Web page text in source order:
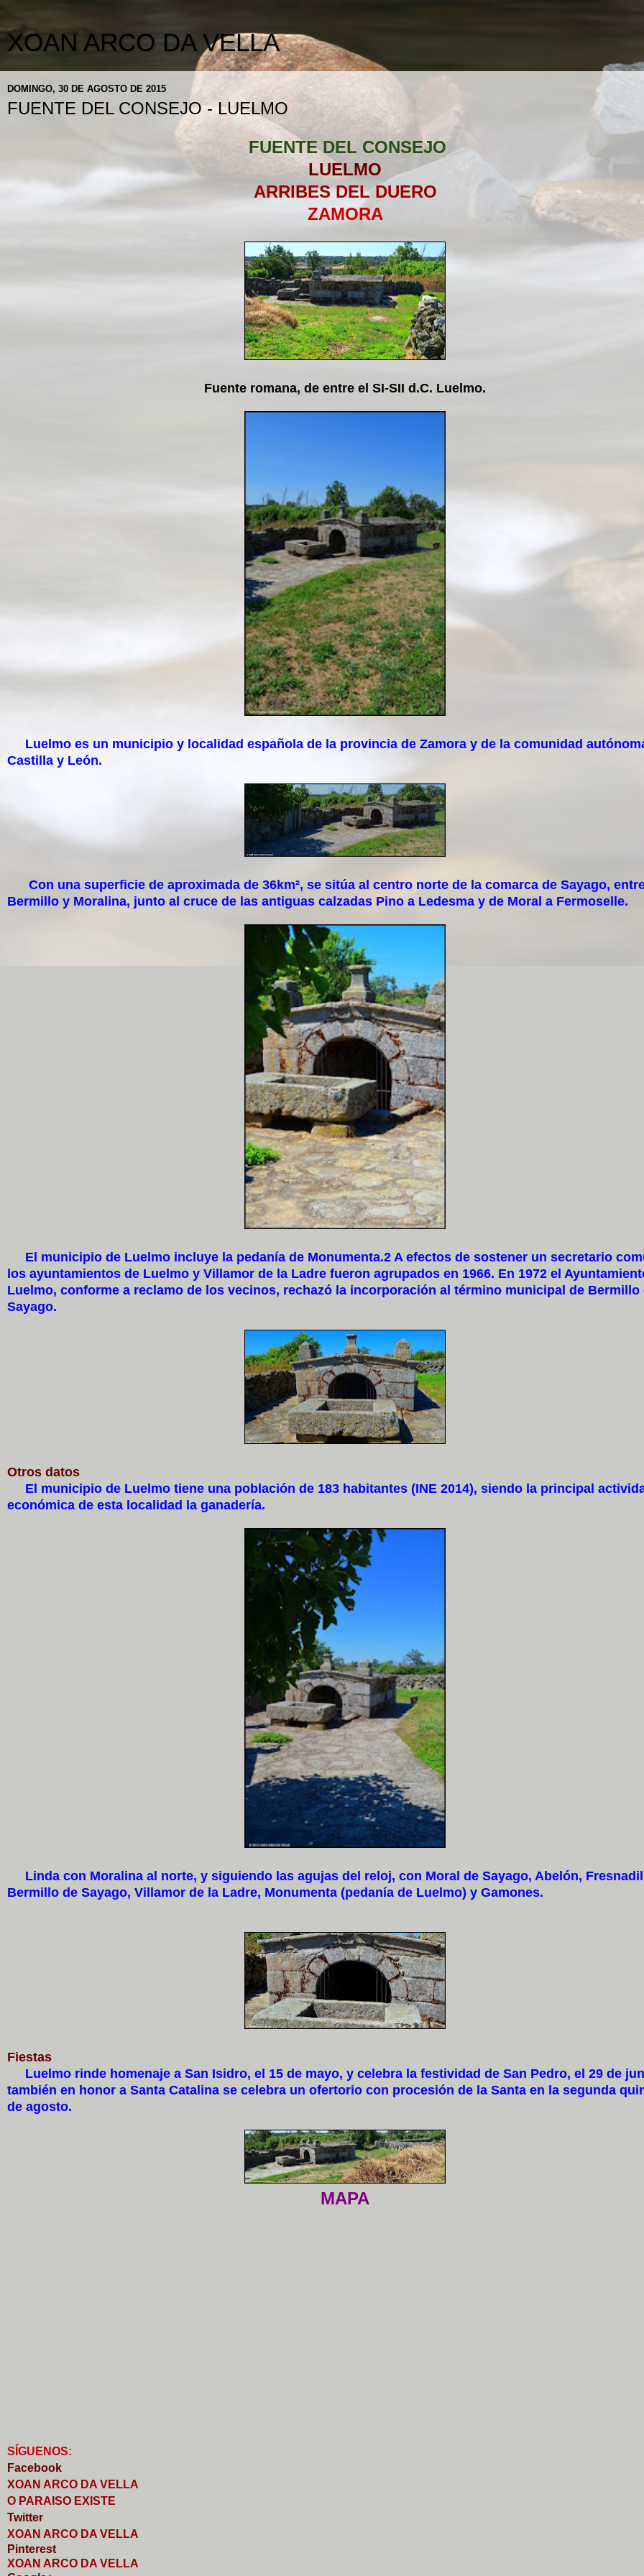
XOAN ARCO DA VELLA
DOMINGO, 30 DE AGOSTO DE 2015
FUENTE DEL CONSEJO - LUELMO
FUENTE DEL CONSEJO
LUELMO
ARRIBES DEL DUERO
ZAMORA
Fuente romana, de entre el SI-SII d.C. Luelmo.
Luelmo es un municipio y localidad española de la provincia de Zamora y de la comunidad
Castilla y León.
Con una superficie de aproximada de 36km², se sitúa al centro norte de la comarca de Sayago,
Bermillo y Moralina, junto al cruce de las antiguas calzadas Pino a Ledesma y de Moral a Fermoselle.
El municipio de Luelmo incluye la pedanía de Monumenta.2 A efectos de sostener un secretario
los ayuntamientos de Luelmo y Villamor de la Ladre fueron agrupados en 1966. En 1972 el
Luelmo, conforme a reclamo de los vecinos, rechazó la incorporación al término municipal de Bermillo
Sayago.
Otros datos
El municipio de Luelmo tiene una población de 183 habitantes (INE 2014), siendo la principal
económica de esta localidad la ganadería.
Linda con Moralina al norte, y siguiendo las agujas del reloj, con Moral de Sayago, Abelón,
Bermillo de Sayago, Villamor de la Ladre, Monumenta (pedanía de Luelmo) y Gamones.
Fiestas
Luelmo rinde homenaje a San Isidro, el 15 de mayo, y celebra la festividad de San Pedro, el 29 de
también en honor a Santa Catalina se celebra un ofertorio con procesión de la Santa en la segunda
de agosto.
MAPA
S GUENOS:
Facebook
XOAN ARCO DA VELLA
O PARAISO EXISTE
Twitter
XOAN ARCO DA VELLA
Pinterest
XOAN ARCO DA VELLA